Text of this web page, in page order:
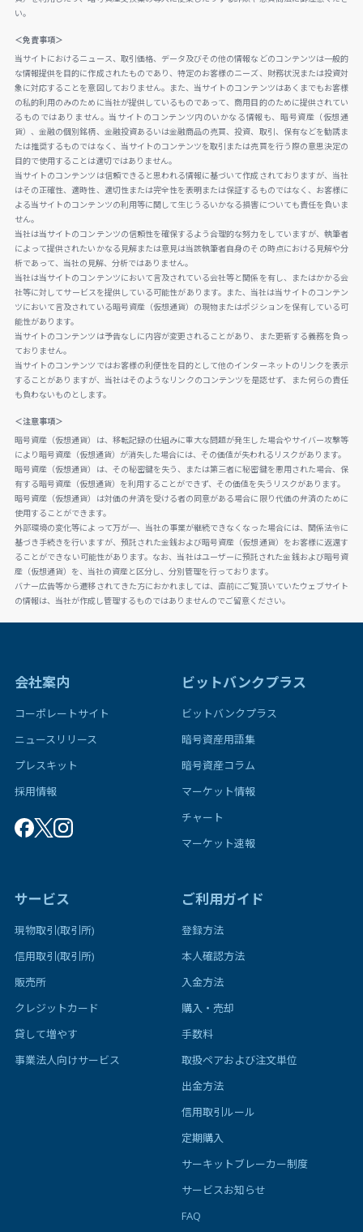
い。
＜免責事項＞
当サイトにおけるニュース、取引価格、データ及びその他の情報などのコンテンツは一般的
な情報提供を目的に作成されたものであり、特定のお客様のニーズ、財務状況または投資対
象に対応することを意図しておりません。また、当サイトのコンテンツはあくまでもお客様
の私的利用のみのために当社が提供しているものであって、商用目的のために提供されてい
るものではありません。当サイトのコンテンツ内のいかなる情報も、暗号資産（仮想通
貨）、金融の個別銘柄、金融投資あるいは金融商品の売買、投資、取引、保有などを勧誘ま
たは推奨するものではなく、当サイトのコンテンツを取引または売買を行う際の意思決定の
目的で使用することは適切ではありません。
当サイトのコンテンツは信頼できると思われる情報に基づいて作成されておりますが、当社
はその正確性、適時性、適切性または完全性を表明または保証するものではなく、お客様に
よる当サイトのコンテンツの利用等に関して生じうるいかなる損害についても責任を負いま
せん。
当社は当サイトのコンテンツの信頼性を確保するよう合理的な努力をしていますが、執筆者
によって提供されたいかなる見解または意見は当該執筆者自身のその時点における見解や分
析であって、当社の見解、分析ではありません。
当社は当サイトのコンテンツにおいて言及されている会社等と関係を有し、またはかかる会
社等に対してサービスを提供している可能性があります。また、当社は当サイトのコンテン
ツにおいて言及されている暗号資産（仮想通貨）の現物またはポジションを保有している可
能性があります。
当サイトのコンテンツは予告なしに内容が変更されることがあり、また更新する義務を負っ
ておりません。
当サイトのコンテンツではお客様の利便性を目的として他のインターネットのリンクを表示
することがありますが、当社はそのようなリンクのコンテンツを是認せず、また何らの責任
も負わないものとします。
＜注意事項＞
暗号資産（仮想通貨）は、移転記録の仕組みに重大な問題が発生した場合やサイバー攻撃等
により暗号資産（仮想通貨）が消失した場合には、その価値が失われるリスクがあります。
暗号資産（仮想通貨）は、その秘密鍵を失う、または第三者に秘密鍵を悪用された場合、保
有する暗号資産（仮想通貨）を利用することができず、その価値を失うリスクがあります。
暗号資産（仮想通貨）は対価の弁済を受ける者の同意がある場合に限り代価の弁済のために
使用することができます。
外部環境の変化等によって万が一、当社の事業が継続できなくなった場合には、関係法令に
基づき手続きを行いますが、預託された金銭および暗号資産（仮想通貨）をお客様に返還す
ることができない可能性があります。なお、当社はユーザーに預託された金銭および暗号資
産（仮想通貨）を、当社の資産と区分し、分別管理を行っております。
バナー広告等から遷移されてきた方におかれましては、直前にご覧頂いていたウェブサイト
の情報は、当社が作成し管理するものではありませんのでご留意ください。
会社案内
コーポレートサイト
ニュースリリース
プレスキット
採用情報
ビットバンクプラス
ビットバンクプラス
暗号資産用語集
暗号資産コラム
マーケット情報
チャート
マーケット速報
サービス
現物取引(取引所)
信用取引(取引所)
販売所
クレジットカード
貸して増やす
事業法人向けサービス
ご利用ガイド
登録方法
本人確認方法
入金方法
購入・売却
手数料
取扱ペアおよび注文単位
出金方法
信用取引ルール
定期購入
サーキットブレーカー制度
サービスお知らせ
FAQ